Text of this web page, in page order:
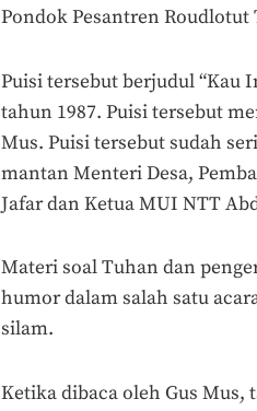
Pondok Pesantren
Puisi tersebut berjudul “Kau
tahun 1987. Puisi tersebut
Mus. Puisi tersebut sudah
mantan Menteri Desa,
Jafar dan Ketua MUI NTT
Materi soal Tuhan dan
humor dalam salah satu
silam.
Ketika dibaca oleh Gus